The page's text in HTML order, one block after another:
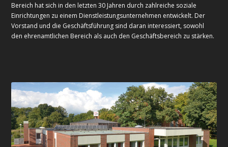
Bereich hat sich in den letzten 30 Jahren durch zahlreiche soziale
Einrichtungen zu einem Dienstleistungsunternehmen entwickelt. Der
Vorstand und die Geschäftsführung sind daran interessiert, sowohl
den ehrenamtlichen Bereich als auch den Geschäftsbereich zu stärken.